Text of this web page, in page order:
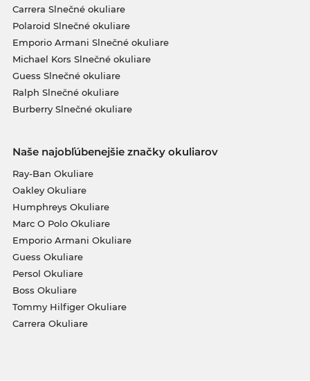
Carrera Slnečné okuliare
Polaroid Slnečné okuliare
Emporio Armani Slnečné okuliare
Michael Kors Slnečné okuliare
Guess Slnečné okuliare
Ralph Slnečné okuliare
Burberry Slnečné okuliare
Naše najobľúbenejšie značky okuliarov
Ray-Ban Okuliare
Oakley Okuliare
Humphreys Okuliare
Marc O Polo Okuliare
Emporio Armani Okuliare
Guess Okuliare
Persol Okuliare
Boss Okuliare
Tommy Hilfiger Okuliare
Carrera Okuliare